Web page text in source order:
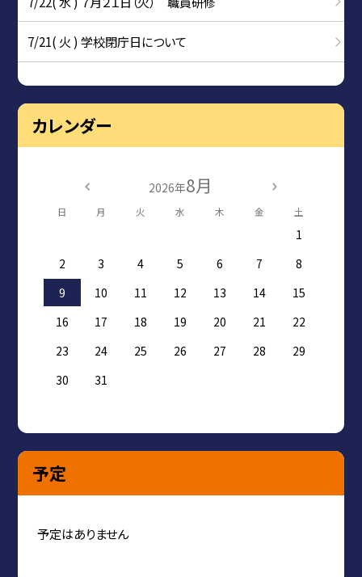
7/21( 火 ) 学校閉庁日について
カレンダー
2026年8月
日 月 火 水 木 金 土
1
2
3 4 5 6 7
8
9
10 11 12 13 14
15
16
17 18 19 20 21
22
23
24 25 26 27 28
29
30
31
予定
予定はありません